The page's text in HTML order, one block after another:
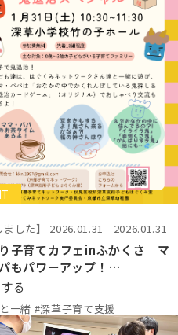
ました】 2026.01.31 - 2026.01.31
子育てカフェinふかくさ マ
もパワーアップ！…
る
一緒 #深草子育て支援